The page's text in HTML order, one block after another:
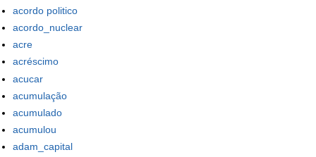
acordo politico
acordo_nuclear
acre
acréscimo
acucar
acumulação
acumulado
acumulou
adam_capital